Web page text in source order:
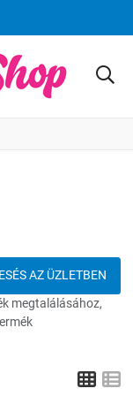
LINK
KÖZÖSSÉGI LINK
megtalálásához,
Grid